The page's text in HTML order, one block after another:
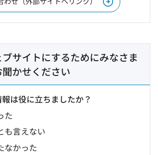
サイトにするためにみなさま
かせください
は役に立ちましたか？
た
も言えない
なかった